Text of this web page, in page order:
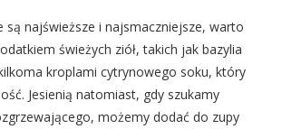
są najświeższe i najsmaczniejsze, warto
świeżych ziół, takich jak bazylia
kroplami cytrynowego soku, który
Jesienią natomiast, gdy szukamy
możemy dodać do zupy